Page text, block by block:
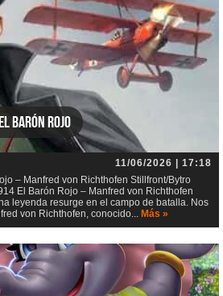
Barón Rojo
11/06/2026 | 17:18
– Manfred von Richthofen Stillfront/Bytro
El Barón Rojo – Manfred von Richthofen
leyenda resurge en el campo de batalla. Nos
von Richthofen, conocido... Más »